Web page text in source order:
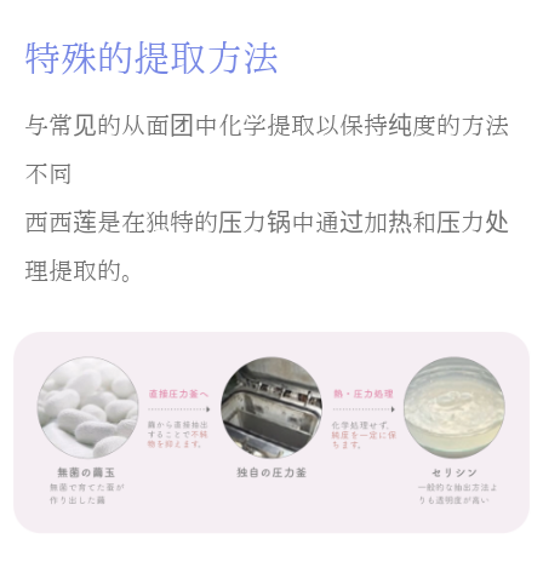
特殊的提取方法
与常见的从面团中化学提取以保持纯度的方法
不同
西西莲是在独特的压力锅中通过加热和压力处
理提取的。